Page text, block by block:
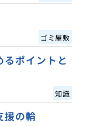
ゴミ屋敷
るポイントと
知識
援の輪